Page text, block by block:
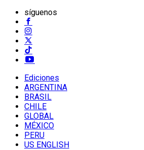
síguenos
Ediciones
ARGENTINA
BRASIL
CHILE
GLOBAL
MÉXICO
PERU
US ENGLISH